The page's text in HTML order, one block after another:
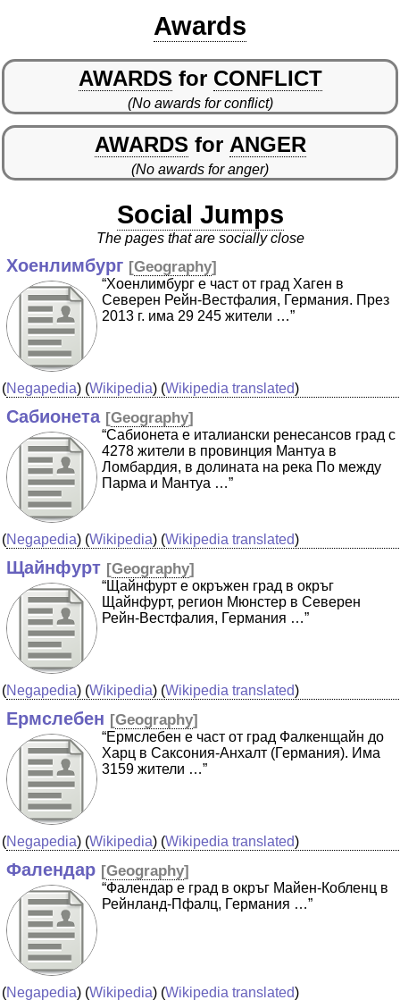
Awards
AWARDS for CONFLICT
(No awards for conflict)
AWARDS for ANGER
(No awards for anger)
Social Jumps
The pages that are socially close
Хоенлимбург [Geography]
“Хоенлимбург е част от град Хаген в
Северен Рейн-Вестфалия, Германия. През
2013 г. има 29 245 жители …”
(Negapedia) (Wikipedia) (Wikipedia translated)
Сабионета [Geography]
“Сабионета е италиански ренесансов град с
4278 жители в провинция Мантуа в
Ломбардия, в долината на река По между
Парма и Мантуа …”
(Negapedia) (Wikipedia) (Wikipedia translated)
Щайнфурт [Geography]
“Щайнфурт е окръжен град в окръг
Щайнфурт, регион Мюнстер в Северен
Рейн-Вестфалия, Германия …”
(Negapedia) (Wikipedia) (Wikipedia translated)
Ермслебен [Geography]
“Ермслебен е част от град Фалкенщайн до
Харц в Саксония-Анхалт (Германия). Има
3159 жители …”
(Negapedia) (Wikipedia) (Wikipedia translated)
Фалендар [Geography]
“Фалендар е град в окръг Майен-Кобленц в
Рейнланд-Пфалц, Германия …”
(Negapedia) (Wikipedia) (Wikipedia translated)